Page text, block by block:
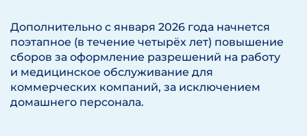
Дополнительно с января 2026 года начнется
поэтапное (в течение четырёх лет) повышение
сборов за оформление разрешений на работу
и медицинское обслуживание для
коммерческих компаний, за исключением
домашнего персонала.